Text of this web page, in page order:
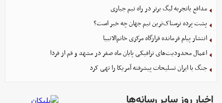
مدافع باتجربه لیگ برتر در راه تیم جباری
پشت پرده ترسناک‌ترین تیم جهان چه خبر است؟
انتشار پیام فرمانده قرارگاه مرکزی خاتم‌الانبیا
اعمال محدودیت‌های ترافیکی پایان ماه صفر در مشهد و قم از فردا
جنگ با ایران تسلیحات پیشرفته آمریکا را تهی کرد